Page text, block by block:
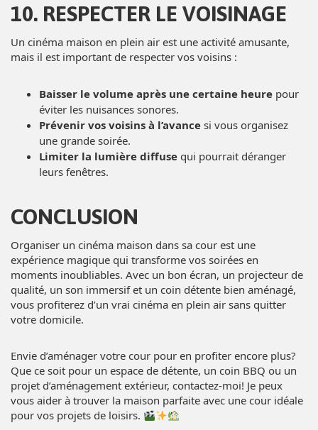
10. RESPECTER LE VOISINAGE
Un cinéma maison en plein air est une activité amusante,
mais il est important de respecter vos voisins :
Baisser le volume après une certaine heure pour
éviter les nuisances sonores.
Prévenir vos voisins à l’avance si vous organisez
une grande soirée.
Limiter la lumière diffuse qui pourrait déranger
leurs fenêtres.
CONCLUSION
Organiser un cinéma maison dans sa cour est une
expérience magique qui transforme vos soirées en
moments inoubliables. Avec un bon écran, un projecteur de
qualité, un son immersif et un coin détente bien aménagé,
vous profiterez d’un vrai cinéma en plein air sans quitter
votre domicile.
Envie d’aménager votre cour pour en profiter encore plus?
Que ce soit pour un espace de détente, un coin BBQ ou un
projet d’aménagement extérieur, contactez-moi! Je peux
vous aider à trouver la maison parfaite avec une cour idéale
pour vos projets de loisirs.